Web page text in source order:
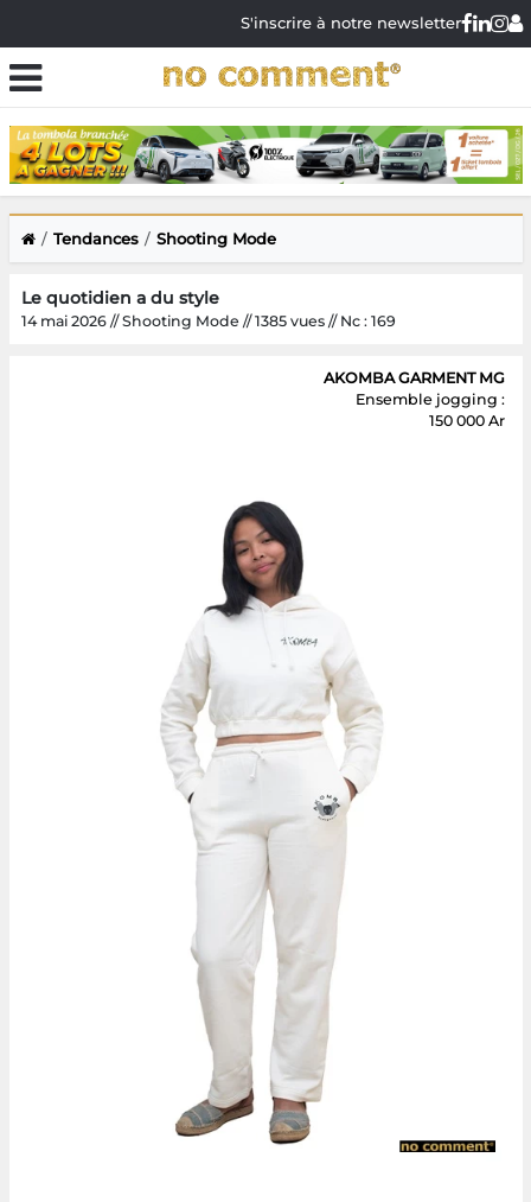
S'inscrire à notre newsletter
Tendances Shooting Mode
Le quotidien a du style
14 mai 2026 // Shooting Mode // 1385 vues // Nc : 169
AKOMBA GARMENT MG
Ensemble jogging :
150 000 Ar